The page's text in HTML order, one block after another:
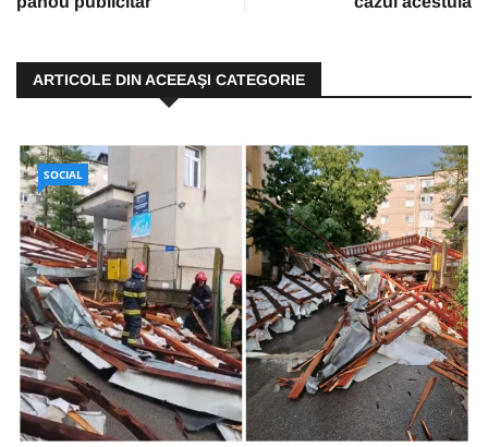
ARTICOLE DIN ACEEAŞI CATEGORIE
SOCIAL